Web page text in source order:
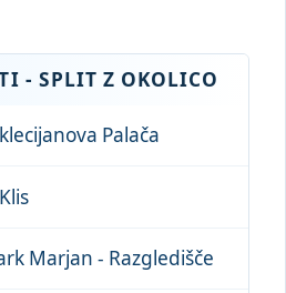
- SPLIT Z OKOLICO
Palača
Marjan - Razgledišče